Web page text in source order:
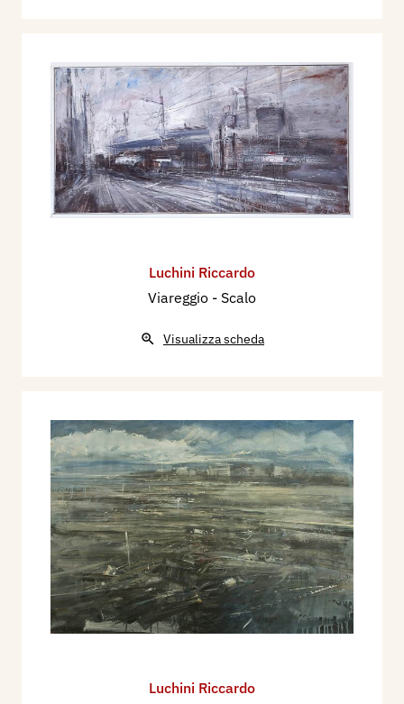
Luchini Riccardo
Viareggio - Scalo
Visualizza scheda
Luchini Riccardo